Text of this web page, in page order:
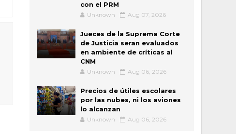
con el PRM
Unknown Aug 07, 2026
Jueces de la Suprema Corte
de Justicia seran evaluados
en ambiente de críticas al
CNM
Unknown Aug 06, 2026
Precios de útiles escolares
por las nubes, ni los aviones
lo alcanzan
Unknown Aug 06, 2026